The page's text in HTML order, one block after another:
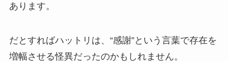
あります。
だとすればハットリは、“感謝”という言葉で存在を
増幅させる怪異だったのかもしれません。